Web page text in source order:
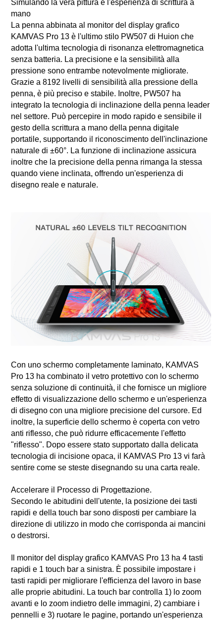
Simulando la vera pittura e l'esperienza di scrittura a
mano
La penna abbinata al monitor del display grafico
KAMVAS Pro 13 è l'ultimo stilo PW507 di Huion che
adotta l'ultima tecnologia di risonanza elettromagnetica
senza batteria. La precisione e la sensibilità alla
pressione sono entrambe notevolmente migliorate.
Grazie a 8192 livelli di sensibilità alla pressione della
penna, è più preciso e stabile. Inoltre, PW507 ha
integrato la tecnologia di inclinazione della penna leader
nel settore. Può percepire in modo rapido e sensibile il
gesto della scrittura a mano della penna digitale
portatile, supportando il riconoscimento dell'inclinazione
naturale di ±60°. La funzione di inclinazione assicura
inoltre che la precisione della penna rimanga la stessa
quando viene inclinata, offrendo un'esperienza di
disegno reale e naturale.
Con uno schermo completamente laminato, KAMVAS
Pro 13 ha combinato il vetro protettivo con lo schermo
senza soluzione di continuità, il che fornisce un migliore
effetto di visualizzazione dello schermo e un'esperienza
di disegno con una migliore precisione del cursore. Ed
inoltre, la superficie dello schermo è coperta con vetro
anti riflesso, che può ridurre efficacemente l'effetto
"riflesso". Dopo essere stato supportato dalla delicata
tecnologia di incisione opaca, il KAMVAS Pro 13 vi farà
sentire come se steste disegnando su una carta reale.
Accelerare il Processo di Progettazione.
Secondo le abitudini dell'utente, la posizione dei tasti
rapidi e della touch bar sono disposti per cambiare la
direzione di utilizzo in modo che corrisponda ai mancini
o destrorsi.
Il monitor del display grafico KAMVAS Pro 13 ha 4 tasti
rapidi e 1 touch bar a sinistra. È possibile impostare i
tasti rapidi per migliorare l'efficienza del lavoro in base
alle proprie abitudini. La touch bar controlla 1) lo zoom
avanti e lo zoom indietro delle immagini, 2) cambiare i
pennelli e 3) ruotare le pagine, portando un'esperienza